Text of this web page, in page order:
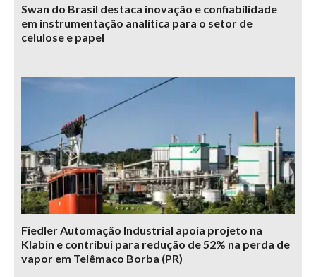
Swan do Brasil destaca inovação e confiabilidade
em instrumentação analítica para o setor de
celulose e papel
Fiedler Automação Industrial apoia projeto na
Klabin e contribui para redução de 52% na perda de
vapor em Telêmaco Borba (PR)